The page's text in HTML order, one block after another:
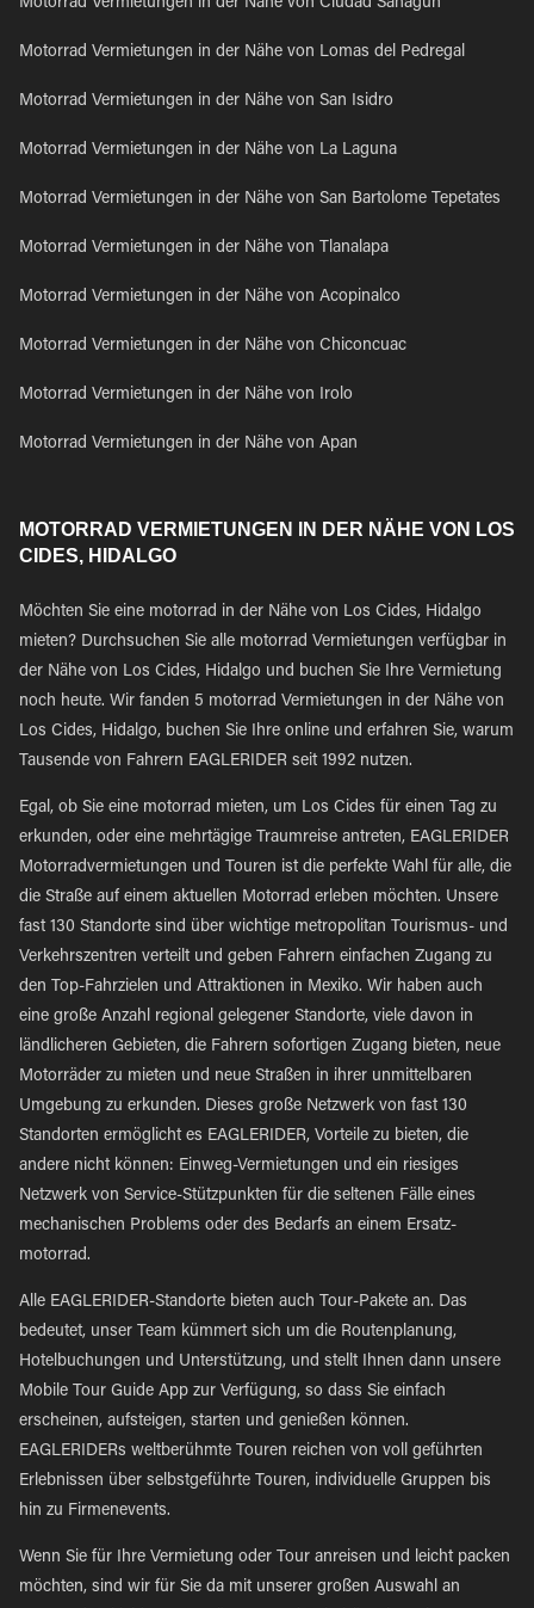
Motorrad Vermietungen in der Nähe von Ciudad Sahagun
Motorrad Vermietungen in der Nähe von Lomas del Pedregal
Motorrad Vermietungen in der Nähe von San Isidro
Motorrad Vermietungen in der Nähe von La Laguna
Motorrad Vermietungen in der Nähe von San Bartolome Tepetates
Motorrad Vermietungen in der Nähe von Tlanalapa
Motorrad Vermietungen in der Nähe von Acopinalco
Motorrad Vermietungen in der Nähe von Chiconcuac
Motorrad Vermietungen in der Nähe von Irolo
Motorrad Vermietungen in der Nähe von Apan
MOTORRAD VERMIETUNGEN IN DER NÄHE VON LOS
CIDES, HIDALGO
Möchten Sie eine motorrad in der Nähe von Los Cides, Hidalgo
mieten? Durchsuchen Sie alle motorrad Vermietungen verfügbar in
der Nähe von Los Cides, Hidalgo und buchen Sie Ihre Vermietung
noch heute. Wir fanden 5 motorrad Vermietungen in der Nähe von
Los Cides, Hidalgo, buchen Sie Ihre online und erfahren Sie, warum
Tausende von Fahrern EAGLERIDER seit 1992 nutzen.
Egal, ob Sie eine motorrad mieten, um Los Cides für einen Tag zu
erkunden, oder eine mehrtägige Traumreise antreten, EAGLERIDER
Motorradvermietungen und Touren ist die perfekte Wahl für alle, die
die Straße auf einem aktuellen Motorrad erleben möchten. Unsere
fast 130 Standorte sind über wichtige metropolitan Tourismus- und
Verkehrszentren verteilt und geben Fahrern einfachen Zugang zu
den Top-Fahrzielen und Attraktionen in Mexiko. Wir haben auch
eine große Anzahl regional gelegener Standorte, viele davon in
ländlicheren Gebieten, die Fahrern sofortigen Zugang bieten, neue
Motorräder zu mieten und neue Straßen in ihrer unmittelbaren
Umgebung zu erkunden. Dieses große Netzwerk von fast 130
Standorten ermöglicht es EAGLERIDER, Vorteile zu bieten, die
andere nicht können: Einweg-Vermietungen und ein riesiges
Netzwerk von Service-Stützpunkten für die seltenen Fälle eines
mechanischen Problems oder des Bedarfs an einem Ersatz-
motorrad.
Alle EAGLERIDER-Standorte bieten auch Tour-Pakete an. Das
bedeutet, unser Team kümmert sich um die Routenplanung,
Hotelbuchungen und Unterstützung, und stellt Ihnen dann unsere
Mobile Tour Guide App zur Verfügung, so dass Sie einfach
erscheinen, aufsteigen, starten und genießen können.
EAGLERIDERs weltberühmte Touren reichen von voll geführten
Erlebnissen über selbstgeführte Touren, individuelle Gruppen bis
hin zu Firmenevents.
Wenn Sie für Ihre Vermietung oder Tour anreisen und leicht packen
möchten, sind wir für Sie da mit unserer großen Auswahl an